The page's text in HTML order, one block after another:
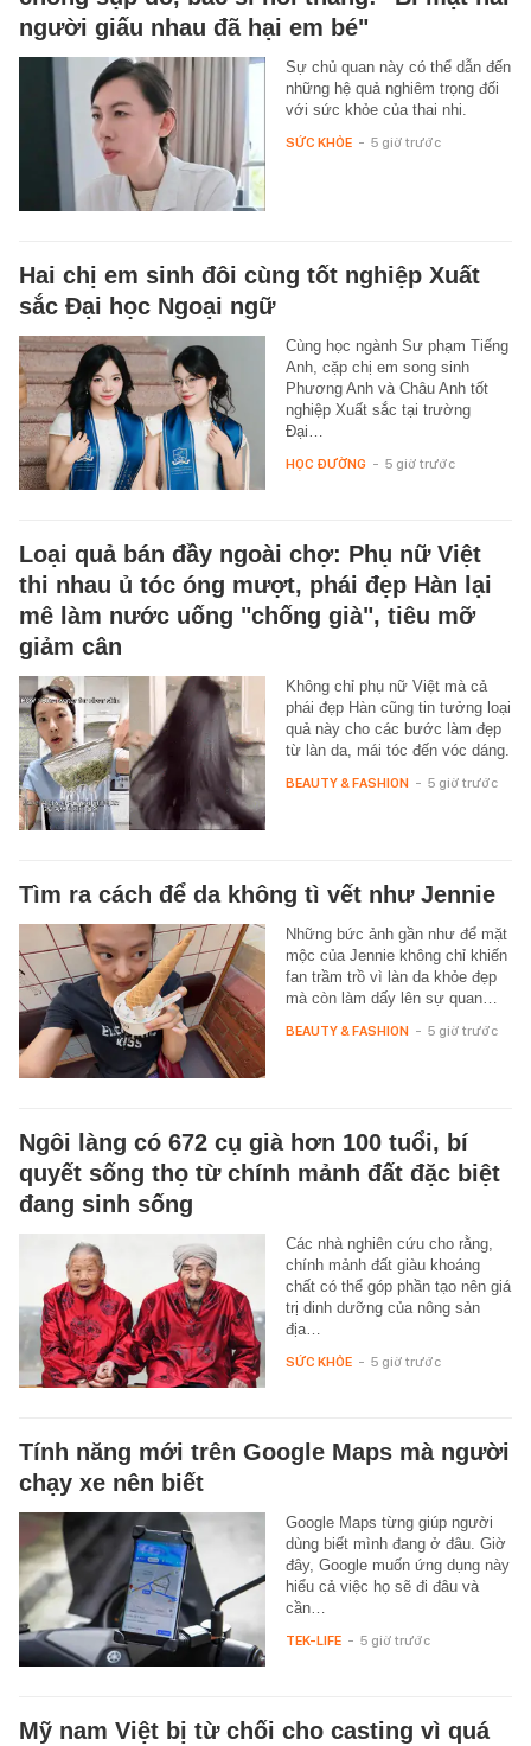
người giấu nhau đã hại em bé"
Sự chủ quan này có thể dẫn đến
những hệ quả nghiêm trọng đối
với sức khỏe của thai nhi.
SỨC KHỎE - 5 giờ trước
Hai chị em sinh đôi cùng tốt nghiệp Xuất
sắc Đại học Ngoại ngữ
Cùng học ngành Sư phạm Tiếng
Anh, cặp chị em song sinh
Phương Anh và Châu Anh tốt
nghiệp Xuất sắc tại trường
Đại…
HỌC ĐƯỜNG - 5 giờ trước
Loại quả bán đầy ngoài chợ: Phụ nữ Việt
thi nhau ủ tóc óng mượt, phái đẹp Hàn lại
mê làm nước uống "chống già", tiêu mỡ
giảm cân
Không chỉ phụ nữ Việt mà cả
phái đẹp Hàn cũng tin tưởng loại
quả này cho các bước làm đẹp
từ làn da, mái tóc đến vóc dáng.
BEAUTY & FASHION - 5 giờ trước
Tìm ra cách để da không tì vết như Jennie
Những bức ảnh gần như để mặt
mộc của Jennie không chỉ khiến
fan trầm trồ vì làn da khỏe đẹp
mà còn làm dấy lên sự quan…
BEAUTY & FASHION - 5 giờ trước
Ngôi làng có 672 cụ già hơn 100 tuổi, bí
quyết sống thọ từ chính mảnh đất đặc biệt
đang sinh sống
Các nhà nghiên cứu cho rằng,
chính mảnh đất giàu khoáng
chất có thể góp phần tạo nên giá
trị dinh dưỡng của nông sản
địa…
SỨC KHỎE - 5 giờ trước
Tính năng mới trên Google Maps mà người
chạy xe nên biết
Google Maps từng giúp người
dùng biết mình đang ở đâu. Giờ
đây, Google muốn ứng dụng này
hiểu cả việc họ sẽ đi đâu và
cần…
TEK-LIFE - 5 giờ trước
Mỹ nam Việt bị từ chối cho casting vì quá